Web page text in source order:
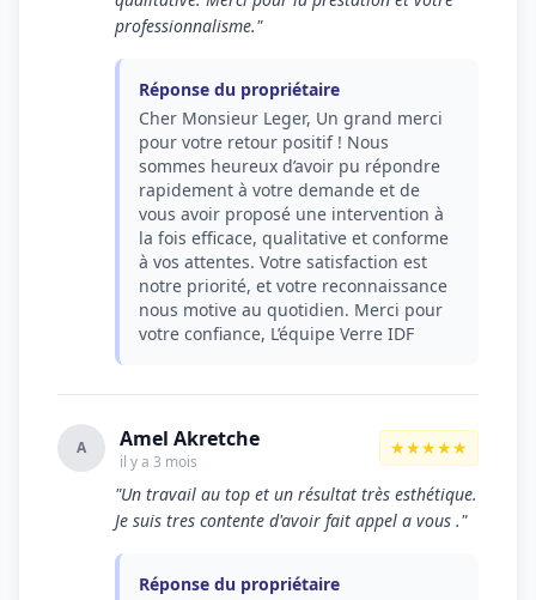
professionnalisme."
Réponse du propriétaire
Cher Monsieur Leger, Un grand merci
pour votre retour positif ! Nous
sommes heureux d’avoir pu répondre
rapidement à votre demande et de
vous avoir proposé une intervention à
la fois efficace, qualitative et conforme
à vos attentes. Votre satisfaction est
notre priorité, et votre reconnaissance
nous motive au quotidien. Merci pour
votre confiance, L’équipe Verre IDF
A Amel Akretche
il y a 3 mois
★★★★★
"Un travail au top et un résultat très esthétique.
Je suis tres contente d'avoir fait appel a vous ."
Réponse du propriétaire